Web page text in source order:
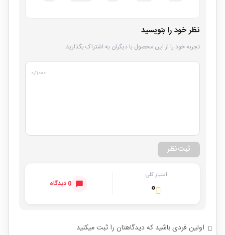
نظر خود را بنویسید
تجربه خود را از این محصول با دیگران به اشتراک بگذارید.
۰/۱۰۰۰
ثبت نظر
امتیاز کلی
۰ 0 دیدگاه
اولین فردی باشید که دیدگاهتان را ثبت میکنید